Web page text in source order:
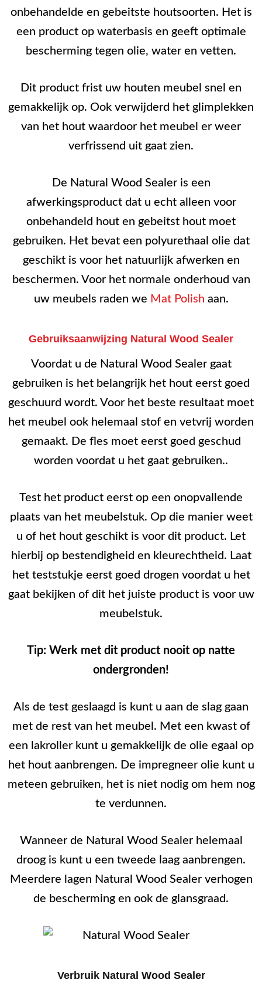
onbehandelde en gebeitste houtsoorten. Het is
een product op waterbasis en geeft optimale
bescherming tegen olie, water en vetten.
Dit product frist uw houten meubel snel en
gemakkelijk op. Ook verwijderd het glimplekken
van het hout waardoor het meubel er weer
verfrissend uit gaat zien.
De Natural Wood Sealer is een
afwerkingsproduct dat u echt alleen voor
onbehandeld hout en gebeitst hout moet
gebruiken. Het bevat een polyurethaal olie dat
geschikt is voor het natuurlijk afwerken en
beschermen. Voor het normale onderhoud van
uw meubels raden we Mat Polish aan.
Gebruiksaanwijzing Natural Wood Sealer
Voordat u de Natural Wood Sealer gaat
gebruiken is het belangrijk het hout eerst goed
geschuurd wordt. Voor het beste resultaat moet
het meubel ook helemaal stof en vetvrij worden
gemaakt. De fles moet eerst goed geschud
worden voordat u het gaat gebruiken..
Test het product eerst op een onopvallende
plaats van het meubelstuk. Op die manier weet
u of het hout geschikt is voor dit product. Let
hierbij op bestendigheid en kleurechtheid. Laat
het teststukje eerst goed drogen voordat u het
gaat bekijken of dit het juiste product is voor uw
meubelstuk.
Tip: Werk met dit product nooit op natte
ondergronden!
Als de test geslaagd is kunt u aan de slag gaan
met de rest van het meubel. Met een kwast of
een lakroller kunt u gemakkelijk de olie egaal op
het hout aanbrengen. De impregneer olie kunt u
meteen gebruiken, het is niet nodig om hem nog
te verdunnen.
Wanneer de Natural Wood Sealer helemaal
droog is kunt u een tweede laag aanbrengen.
Meerdere lagen Natural Wood Sealer verhogen
de bescherming en ook de glansgraad.
Verbruik Natural Wood Sealer